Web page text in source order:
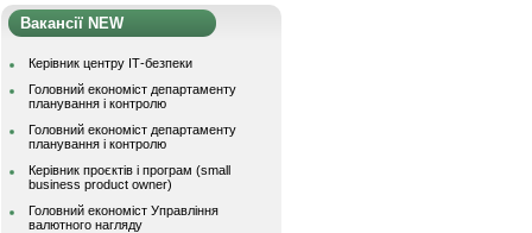
Вакансії NEW
Керівник центру ІТ-безпеки
Головний економіст департаменту
планування і контролю
Головний економіст департаменту
планування і контролю
Керівник проєктів і програм (small
business product owner)
Головний економіст Управління
валютного нагляду